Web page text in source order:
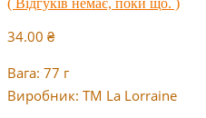
( Відгуків немає, поки що. )
34.00 ₴
Вага: 77 г
Виробник: ТМ La Lorraine